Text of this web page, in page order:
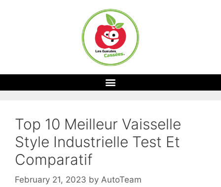
Top 10 Meilleur Vaisselle
Style Industrielle Test Et
Comparatif
February 21, 2023 by AutoTeam